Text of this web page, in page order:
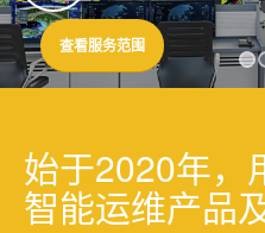
查看服务范围
始于2020年，
智能运维产品